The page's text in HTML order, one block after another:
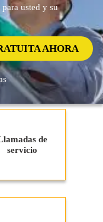
usted y su
AHORA
de
servicio